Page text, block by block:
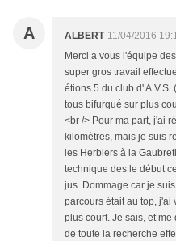
A ALBERT 11/04/2016
Merci a vous l'équipe
super gros travail
étions 5 du club d'
tous bifurqué sur plus
<br /> Pour ma part, j'ai
kilomètres, mais je suis
les Herbiers à la
technique des le début
jus. Dommage car je
parcours était au top, j'ai
plus court. Je sais, et
de toute la recherche